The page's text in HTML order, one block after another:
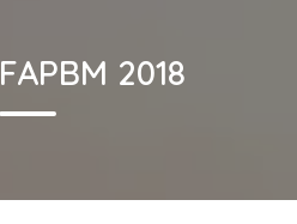
FAPBM 2018